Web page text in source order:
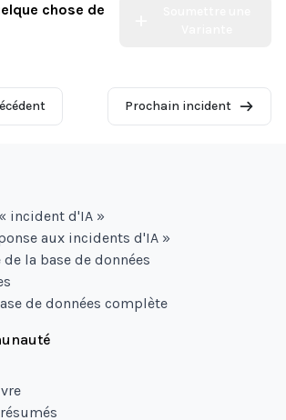
chose de
Prochain incident
incident d'IA »
aux incidents d'IA »
la base de données
de données complète